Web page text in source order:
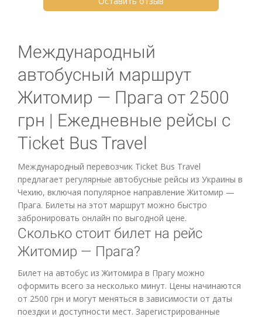
Международный
автобусный маршрут
Житомир — Прага от 2500
грн | Ежедневные рейсы с
Ticket Bus Travel
Международный перевозчик Ticket Bus Travel
предлагает регулярные автобусные рейсы из Украины в
Чехию, включая популярное направление Житомир —
Прага. Билеты на этот маршрут можно быстро
забронировать онлайн по выгодной цене.
Сколько стоит билет на рейс
Житомир — Прага?
Билет на автобус из Житомира в Прагу можно
оформить всего за несколько минут. Цены начинаются
от 2500 грн и могут меняться в зависимости от даты
поездки и доступности мест. Зарегистрированные